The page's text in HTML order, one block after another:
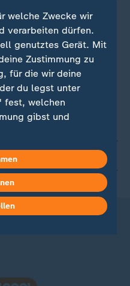
welche Zwecke wir
verarbeiten dürfen.
genutztes Gerät. Mit
Zustimmung zu
für die wir deine
du legst unter
fest, welchen
gibst und
oder ändern.
du in unserer